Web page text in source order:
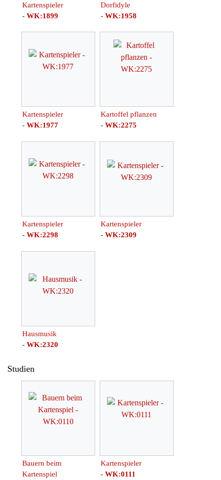
Kartenspieler
- WK:1899
Dorfidyle
- WK:1958
Kartenspieler
- WK:1977
Kartoffel pflanzen
- WK:2275
Kartenspieler
- WK:2298
Kartenspieler
- WK:2309
Hausmusik
- WK:2320
Studien
Bauern beim
Kartenspiel
Kartenspieler
- WK:0111